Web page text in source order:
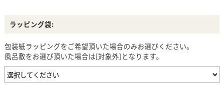
ラッピング袋:
包装紙ラッピングをご希望頂いた場合のみお選びください。
風呂敷をお選び頂いた場合は[対象外]となります。